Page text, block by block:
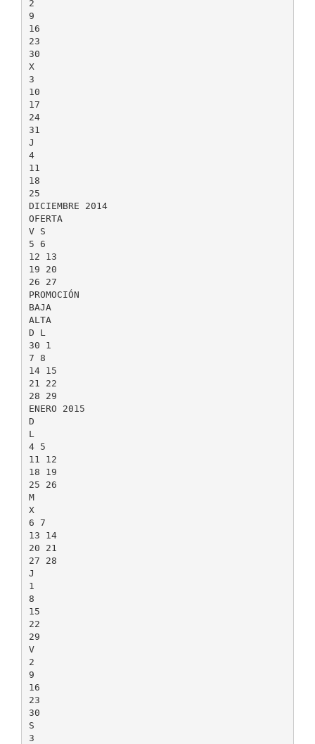
2
9
16
23
30
X
3
10
17
24
31
J
4
11
18
25
DICIEMBRE 2014
OFERTA
V S
5 6
12 13
19 20
26 27
PROMOCIÓN
BAJA
ALTA
D L
30 1
7 8
14 15
21 22
28 29
ENERO 2015
D
L
4 5
11 12
18 19
25 26
M
X
6 7
13 14
20 21
27 28
J
1
8
15
22
29
V
2
9
16
23
30
S
3